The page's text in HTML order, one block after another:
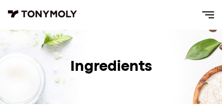
Ingredients